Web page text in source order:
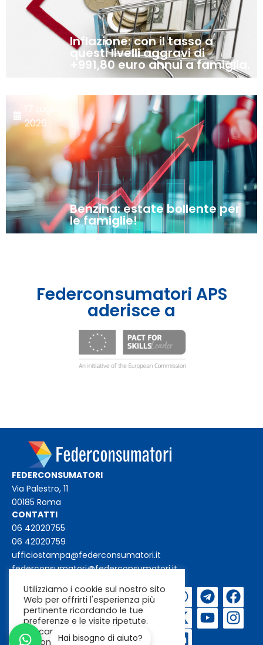
Inflazione: con il tasso a
questi livelli aggravi di
+991,80 euro annui a famiglia.
17 Luglio,
2026
Benzina: estate bollente per
le famiglie!
Federconsumatori APS
aderisce a
FEDERCONSUMATORI
Via Palestro, 11
00185 Roma
CONTATTI
06 42020755
06 42020759
ufficiostampa@federconsumatori.it
federconsumatori@federconsumatori.it
Iscriviti alla
newsletter
Utilizziamo i cookie sul nostro sito
Web per offrirti l'esperienza più
pertinente ricordando le tue
preferenze e le visite ripetute.
Cliccando su "Accetta"
acconsenti all'uso di TUTTI i
Hai bisogno di aiuto?